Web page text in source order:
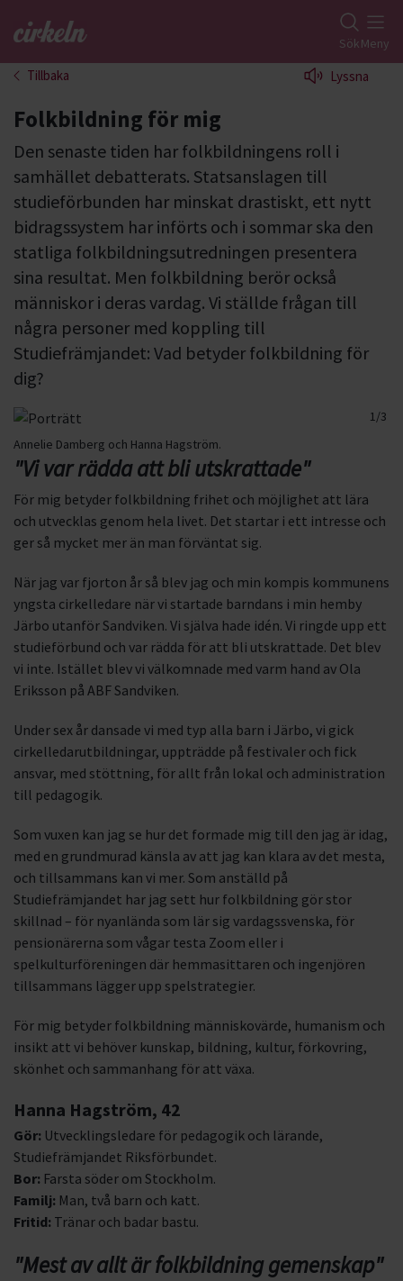
Gå till studiefrämjandets startsida SökMeny
Tillbaka Lyssna
Folkbildning för mig
Den senaste tiden har folkbildningens roll i
samhället debatterats. Statsanslagen till
studieförbunden har minskat drastiskt, ett nytt
bidragssystem har införts och i sommar ska den
statliga folkbildningsutredningen presentera
sina resultat. Men folkbildning berör också
människor i deras vardag. Vi ställde frågan till
några personer med koppling till
Studiefrämjandet: Vad betyder folkbildning för
dig?
1/3
Annelie Damberg och Hanna Hagström.
2/3
3/3
"Vi var rädda att bli utskrattade"
För mig betyder folkbildning frihet och möjlighet att lära
och utvecklas genom hela livet. Det startar i ett intresse och
ger så mycket mer än man förväntat sig.
När jag var fjorton år så blev jag och min kompis kommunens
yngsta cirkelledare när vi startade barndans i min hemby
Järbo utanför Sandviken. Vi själva hade idén. Vi ringde upp ett
studieförbund och var rädda för att bli utskrattade. Det blev
vi inte. Istället blev vi välkomnade med varm hand av Ola
Eriksson på ABF Sandviken.
Under sex år dansade vi med typ alla barn i Järbo, vi gick
cirkelledarutbildningar, uppträdde på festivaler och fick
ansvar, med stöttning, för allt från lokal och administration
till pedagogik.
Som vuxen kan jag se hur det formade mig till den jag är idag,
med en grundmurad känsla av att jag kan klara av det mesta,
och tillsammans kan vi mer. Som anställd på
Studiefrämjandet har jag sett hur folkbildning gör stor
skillnad – för nyanlända som lär sig vardagssvenska, för
pensionärerna som vågar testa Zoom eller i
spelkulturföreningen där hemmasittaren och ingenjören
tillsammans lägger upp spelstrategier.
För mig betyder folkbildning människovärde, humanism och
insikt att vi behöver kunskap, bildning, kultur, förkovring,
skönhet och sammanhang för att växa.
Hanna Hagström, 42
Gör: Utvecklingsledare för pedagogik och lärande,
Studiefrämjandet Riksförbundet.
Bor: Farsta söder om Stockholm.
Familj: Man, två barn och katt.
Fritid: Tränar och badar bastu.
"Mest av allt är folkbildning gemenskap"